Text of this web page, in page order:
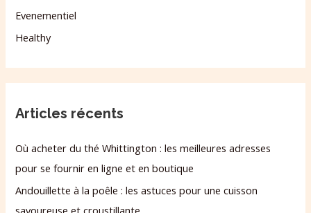
Evenementiel
Healthy
Articles récents
Où acheter du thé Whittington : les meilleures adresses
pour se fournir en ligne et en boutique
Andouillette à la poêle : les astuces pour une cuisson